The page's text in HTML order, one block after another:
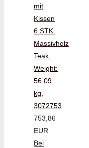
mit
Kissen
6 STK.
Massivholz
Teak,
Weight:
56.09
kg,
3072753
753,86
EUR
Bei